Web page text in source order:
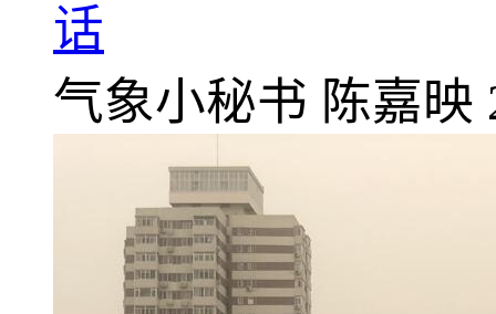
话
气象小秘书 陈嘉映